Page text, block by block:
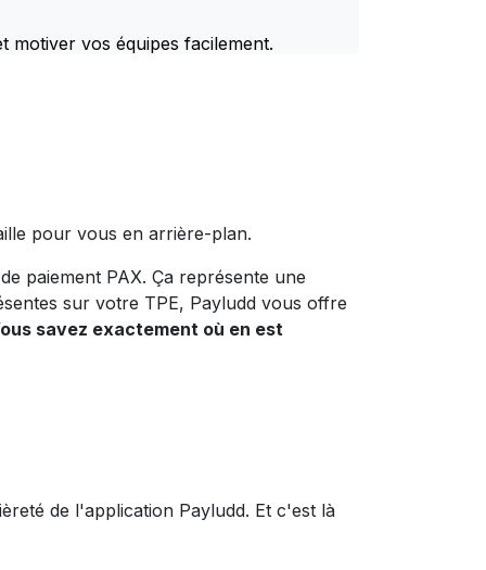
vos équipes facilement.
pour vous en arrière-plan.
paiement PAX. Ça représente une
sur votre TPE, Payludd vous offre
savez exactement où en est
de l'application Payludd. Et c'est là